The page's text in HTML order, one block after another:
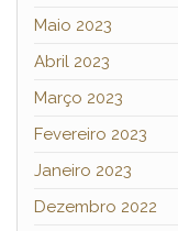
Maio 2023
Abril 2023
Março 2023
Fevereiro 2023
Janeiro 2023
Dezembro 2022